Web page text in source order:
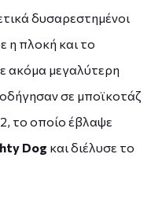
δυσαρεστημένοι
η πλοκή και το
ακόμα μεγαλύτερη
σε μποϊκοτάζ
το οποίο έβλαψε
Dog και διέλυσε το